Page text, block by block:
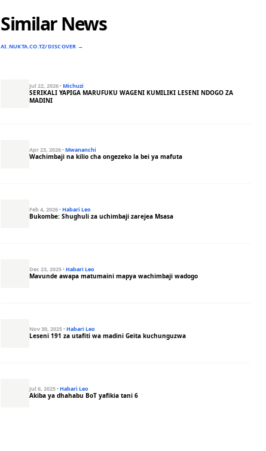
Similar News
AI.NUKTA.CO.TZ/DISCOVER →
Jul 22, 2026·Michuzi
SERIKALI YAPIGA MARUFUKU WAGENI KUMILIKI LESENI NDOGO ZA
MADINI
Apr 23, 2026·Mwananchi
Wachimbaji na kilio cha ongezeko la bei ya mafuta
Feb 4, 2026·Habari Leo
Bukombe: Shughuli za uchimbaji zarejea Msasa
Dec 23, 2025·Habari Leo
Mavunde awapa matumaini mapya wachimbaji wadogo
Nov 30, 2025·Habari Leo
Leseni 191 za utafiti wa madini Geita kuchunguzwa
Jul 6, 2025·Habari Leo
Akiba ya dhahabu BoT yafikia tani 6